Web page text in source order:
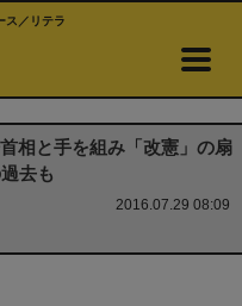
ス／リテラ
相と手を組み「改憲」の扇
去も
2016.07.29 08:09